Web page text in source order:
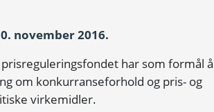
november 2016.
har som formål å
om konkurranseforhold og pris- og
virkemidler.